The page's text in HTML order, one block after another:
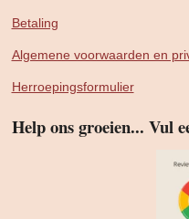
Betaling
Algemene voorwaarden en
Herroepingsformulier
Help ons groeien... Vul